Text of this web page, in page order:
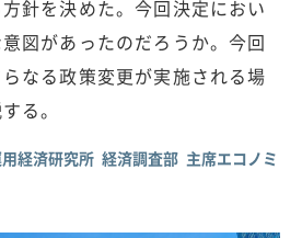
針を決めた。今回決定におい
図があったのだろうか。今回
なる政策変更が実施される場
る。
経済研究所 経済調査部 主席エコノミ